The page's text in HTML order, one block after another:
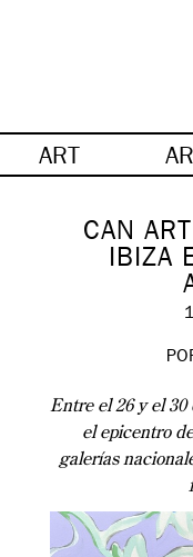
ART
CAN
IBIZA
Entre el 26 y el 30
el epicentro
galerías